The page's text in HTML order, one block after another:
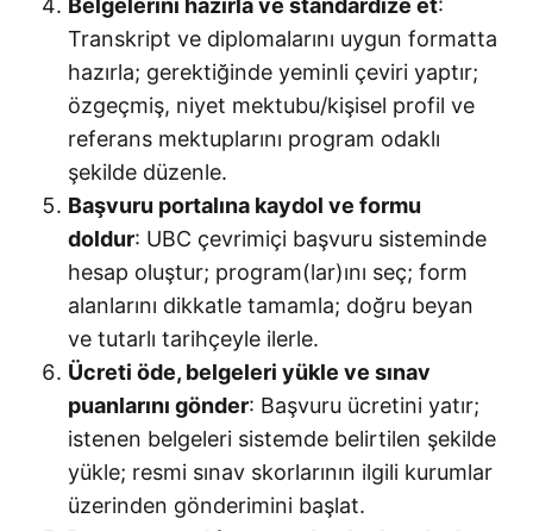
Transkript ve diplomalarını uygun formatta
hazırla; gerektiğinde yeminli çeviri yaptır;
özgeçmiş, niyet mektubu/kişisel profil ve
referans mektuplarını program odaklı
şekilde düzenle.
Başvuru portalına kaydol ve formu
doldur: UBC çevrimiçi başvuru sisteminde
hesap oluştur; program(lar)ını seç; form
alanlarını dikkatle tamamla; doğru beyan
ve tutarlı tarihçeyle ilerle.
Ücreti öde, belgeleri yükle ve sınav
puanlarını gönder: Başvuru ücretini yatır;
istenen belgeleri sistemde belirtilen şekilde
yükle; resmi sınav skorlarının ilgili kurumlar
üzerinden gönderimini başlat.